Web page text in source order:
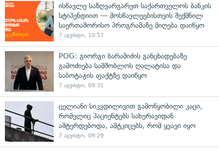
ისწავლე საზღვარგარეთ საქართველოს ბანკის
სტიპენდიით — მოსწავლეებისთვის შექმნილ
საერთაშორისო პროგრამაზე მიღება დაიწყო
7 აგვისტო, 10:57
POG: გიორგი ბარამიძის განცხადებაზე
გამოძიება სამშობლოს ღალატისა და
საბოტაჟის ფაქტზე დაიწყო
7 აგვისტო, 09:31
ცელიანი სიკვდილივით გამოწყობილი კაცი,
რომელიც პაციენტებს სახურავიდან
აშტერდებოდა, ამტკიცებს, რომ ყვავი იყო
7 აგვისტო, 09:29